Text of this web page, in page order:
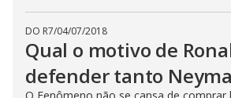
DO R7/04/07/2018
Qual o motivo de
defender tanto
O Fenômeno não se cansa de comprar